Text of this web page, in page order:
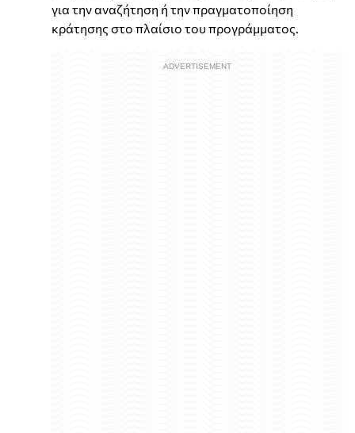
για την αναζήτηση ή την πραγματοποίηση
κράτησης στο πλαίσιο του προγράμματος.